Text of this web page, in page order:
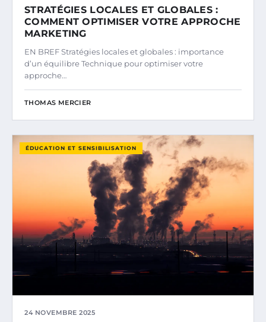
STRATÉGIES LOCALES ET GLOBALES :
COMMENT OPTIMISER VOTRE APPROCHE
MARKETING
EN BREF Stratégies locales et globales : importance
d’un équilibre Technique pour optimiser votre
approche…
THOMAS MERCIER
ÉDUCATION ET SENSIBILISATION
24 NOVEMBRE 2025